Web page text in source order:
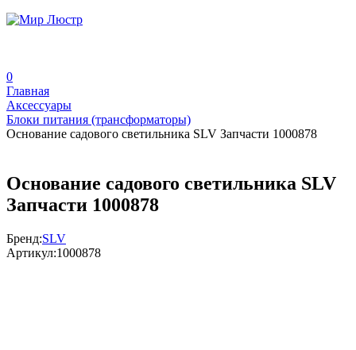
0
Главная
Аксессуары
Блоки питания (трансформаторы)
Основание садового светильника SLV Запчасти 1000878
Основание садового светильника SLV
Запчасти 1000878
Бренд:SLV
Артикул:1000878